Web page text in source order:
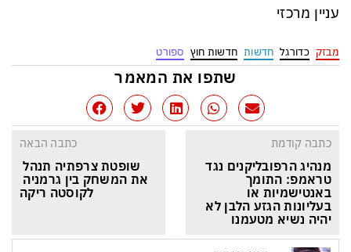
עניין מרכזי
מבזק כדורגל חדשות חדשות חוץ ספורט
שתפו את המאמר
כתבה קודמת
מנהיג הרפובליקנים נגד
טראמפ: התומך
באנטישמיות או
בעליונות הגזע הלבן לא
יהיה נשיא מטעמנו
כתבה הבאה
שופטת צרפתיה תנהל
את המשחק בין גרמניה
לקוסטה ריקה